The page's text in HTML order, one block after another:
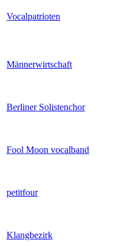
Vocalpatrioten
Männerwirtschaft
Berliner Solistenchor
Fool Moon vocalband
petitfour
Klangbezirk